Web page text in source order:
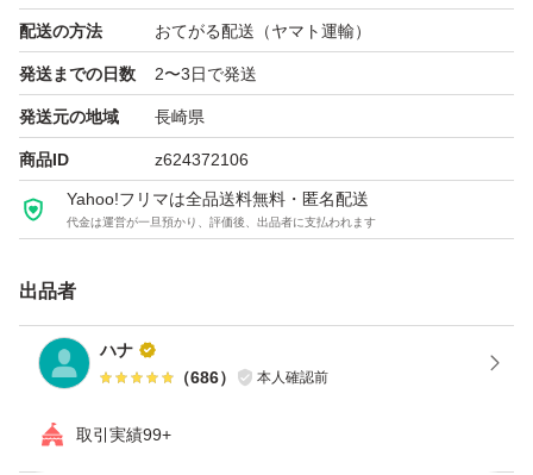
配送の方法 おてがる配送（ヤマト運輸）
発送までの日数 2〜3日で発送
発送元の地域 長崎県
商品ID z624372106
Yahoo!フリマは全品送料無料・匿名配送
代金は運営が一旦預かり、評価後、出品者に支払われます
出品者
ハナ
（686） 本人確認前
取引実績99+